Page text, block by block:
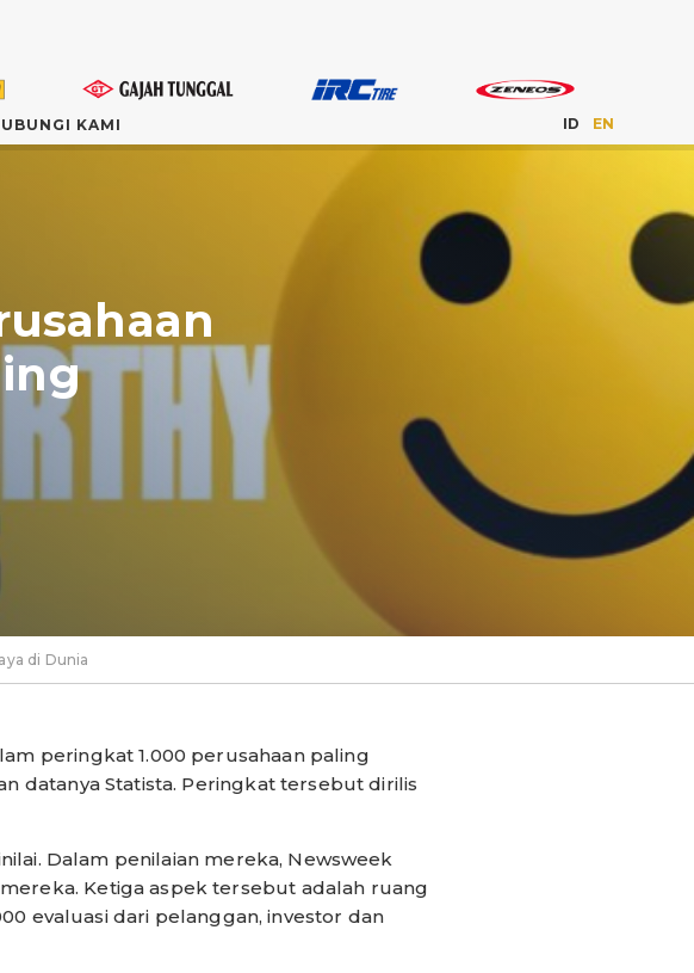
KAMI ID EN
di Dunia
peringkat 1.000 perusahaan paling
datanya Statista. Peringkat tersebut dirilis
Dalam penilaian mereka, Newsweek
Ketiga aspek tersebut adalah ruang
evaluasi dari pelanggan, investor dan